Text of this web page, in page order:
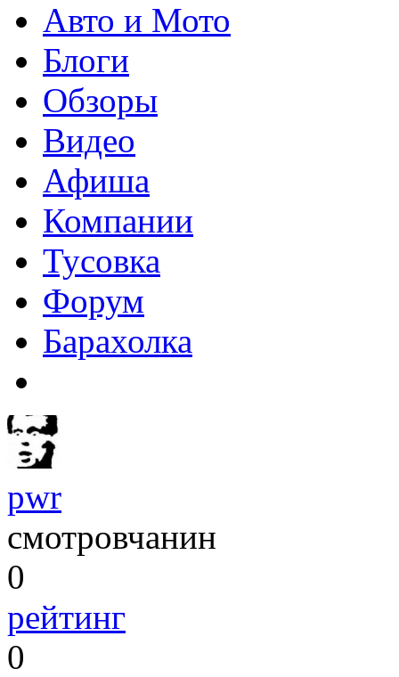
Авто и Мото
Блоги
Обзоры
Видео
Афиша
Компании
Тусовка
Форум
Барахолка
pwr
смотровчанин
0
рейтинг
0